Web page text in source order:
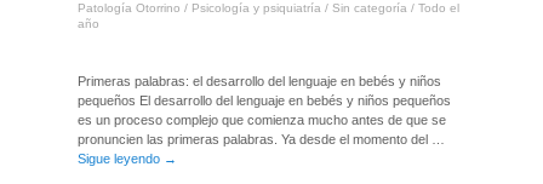
Patología Otorrino / Psicología y psiquiatría / Sin categoría / Todo el
año
Primeras palabras: el desarrollo del lenguaje en bebés y niños
pequeños El desarrollo del lenguaje en bebés y niños pequeños
es un proceso complejo que comienza mucho antes de que se
pronuncien las primeras palabras. Ya desde el momento del …
Sigue leyendo →